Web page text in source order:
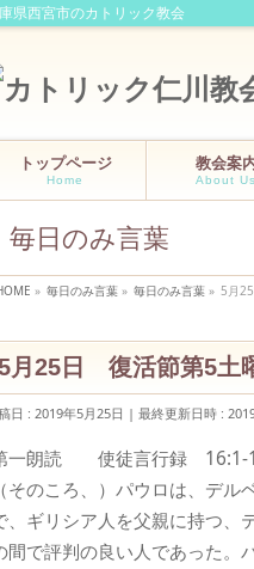
県西宮市のカトリック教会
トップページ
Home
教会案
About Us
毎日のみ言葉
» 毎日のみ言葉 » 毎日のみ言葉 » 5月
月25日 復活節第5土
日 : 2019年5月25日 最終更新日時 :
一朗読 使徒言行録 16:1-
（そのころ、）パウロは、デ
、ギリシア人を父親に持つ、
間で評判の良い人であった。